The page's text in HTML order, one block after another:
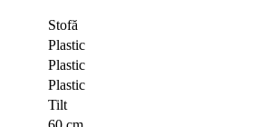
Stofă
Plastic
Plastic
Plastic
Tilt